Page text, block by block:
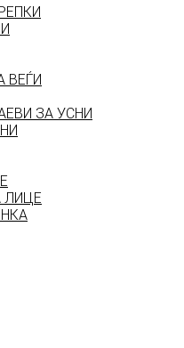
ВЕЃИ
ЗА УСНИ
ЛИЦЕ